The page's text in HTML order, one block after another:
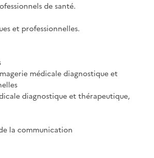
de santé.
et professionnelles.
médicale diagnostique et
diagnostique et thérapeutique,
la communication